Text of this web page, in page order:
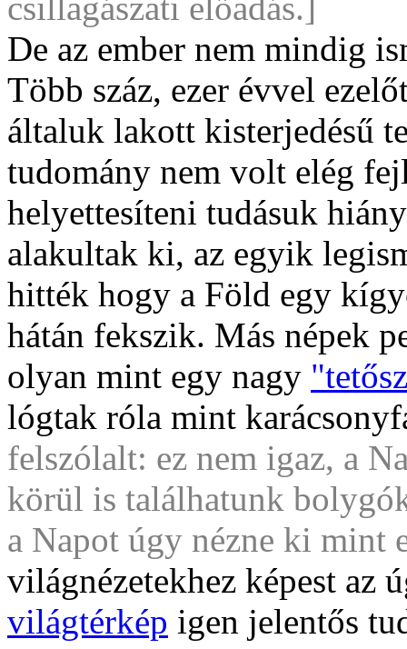
De az ember nem mindig
Több száz, ezer évvel
általuk lakott kisterjedésű
tudomány nem volt elég
helyettesíteni tudásuk
alakultak ki, az egyik
hitték hogy a Föld egy
hátán fekszik. Más népek
olyan mint egy nagy
lógtak róla mint
felszólalt: ez nem igaz, a
körül is találhatunk
a Napot úgy nézne ki mint
világnézetekhez képest az
világtérkép igen jelentős